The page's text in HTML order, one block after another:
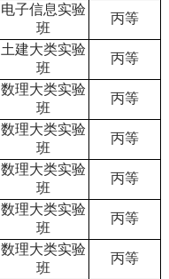
电子信息实验
班
丙等
土建大类实验
班
丙等
数理大类实验
班
丙等
数理大类实验
班
丙等
数理大类实验
班
丙等
数理大类实验
班
丙等
数理大类实验
班
丙等